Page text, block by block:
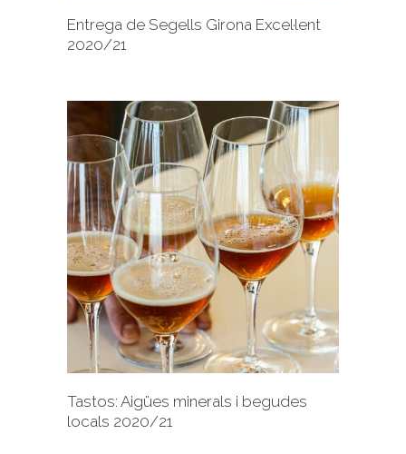
Entrega de Segells Girona Excel·lent
2020/21
+
Tastos: Aigües minerals i begudes
locals 2020/21